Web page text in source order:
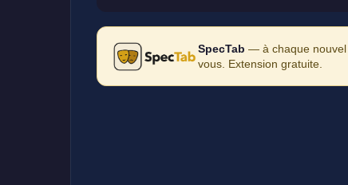
SpecTab — à chaque nouvel
vous. Extension gratuite.